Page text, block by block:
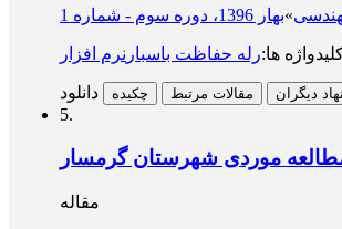
»بهار 1396، دوره سوم - شماره 1
ها:رﻟﻪ ﺣﻔﺎﻇﺖ ﺑﺎﺳﺒﺎر
دانلود چکیده مقالات مرتبط دیگران
5.
مقاله